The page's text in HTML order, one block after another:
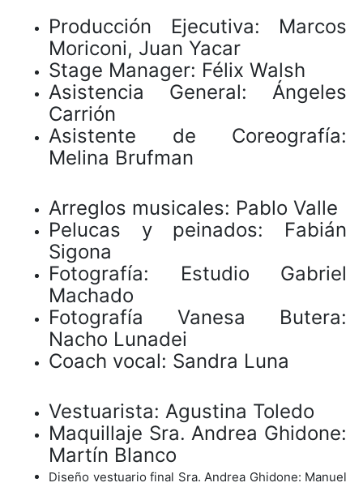
Producción Ejecutiva: Marcos
Moriconi, Juan Yacar
Stage Manager: Félix Walsh
Asistencia General: Ángeles
Carrión
Asistente de Coreografía:
Melina Brufman
Arreglos musicales: Pablo Valle
Pelucas y peinados: Fabián
Sigona
Fotografía: Estudio Gabriel
Machado
Fotografía Vanesa Butera:
Nacho Lunadei
Coach vocal: Sandra Luna
Vestuarista: Agustina Toledo
Maquillaje Sra. Andrea Ghidone:
Martín Blanco
Diseño vestuario final Sra. Andrea Ghidone: Manuel